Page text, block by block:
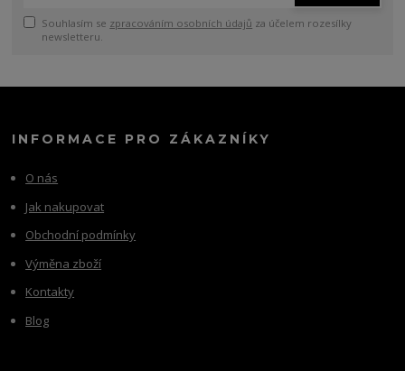
Souhlasím se zpracováním osobních údajů za účelem rozesílky
newsletteru.
INFORMACE PRO ZÁKAZNÍKY
O nás
Jak nakupovat
Obchodní podmínky
Výměna zboží
Kontakty
Blog